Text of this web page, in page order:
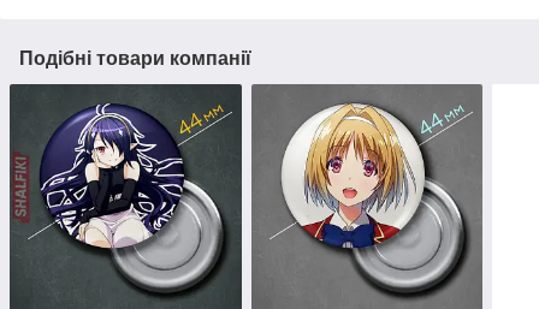
Подібні товари компанії